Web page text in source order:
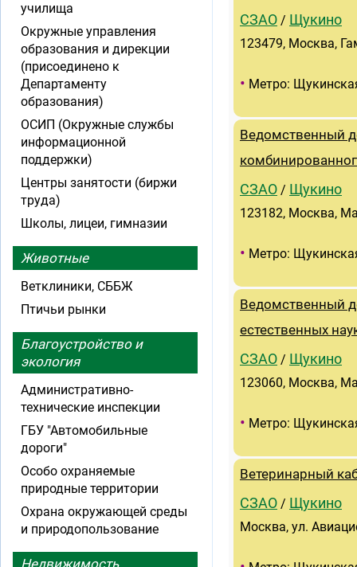
СЗАО / Щукино
123479, Москва,
• Метро:
Ведомственный
СЗАО / Щукино
123182, Москва,
• Метро:
Ведомственный
естественных
СЗАО / Щукино
123060, Москва,
• Метро:
Ветеринарный
СЗАО / Щукино
Москва, ул.
училища
Окружные управления
образования и дирекции
(присоединено к
Департаменту
образования)
ОСИП (Окружные службы
информационной
поддержки)
Центры занятости (биржи
труда)
Школы, лицеи, гимназии
Животные
Ветклиники, СББЖ
Птичьи рынки
Благоустройство и
экология
Административно-
технические инспекции
ГБУ "Автомобильные
дороги"
Особо охраняемые
природные территории
Охрана окружающей среды
и природопользование
Недвижимость